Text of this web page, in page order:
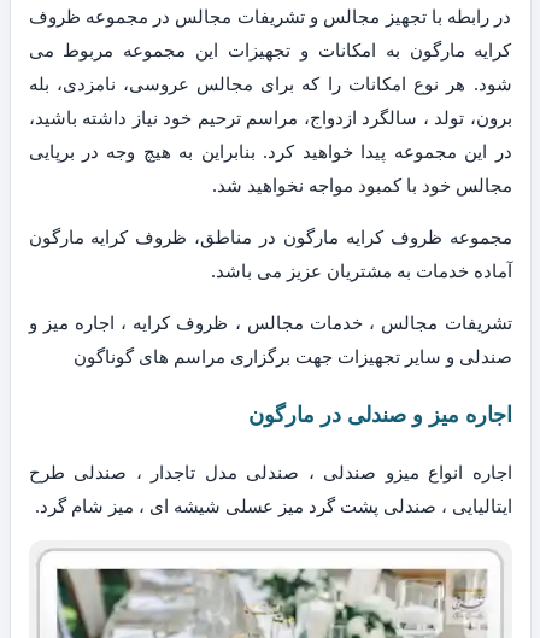
در رابطه با تجهیز مجالس و تشریفات مجالس در مجموعه ظروف
کرایه مارگون به امکانات و تجهیزات این مجموعه مربوط می
شود. هر نوع امکانات را که برای مجالس عروسی، نامزدی، بله
برون، تولد ، سالگرد ازدواج، مراسم ترحیم خود نیاز داشته باشید،
در این مجموعه پیدا خواهید کرد. بنابراین به هیچ وجه در برپایی
مجالس خود با کمبود مواجه نخواهید شد.
مجموعه ظروف کرایه مارگون در مناطق، ظروف کرایه مارگون
آماده خدمات به مشتریان عزیز می باشد.
تشریفات مجالس ، خدمات مجالس ، ظروف کرایه ، اجاره میز و
صندلی و سایر تجهیزات جهت برگزاری مراسم های گوناگون
اجاره میز و صندلی در مارگون
اجاره انواع میزو صندلی ، صندلی مدل تاجدار ، صندلی طرح
ایتالیایی ، صندلی پشت گرد میز عسلی شیشه ای ، میز شام گرد.